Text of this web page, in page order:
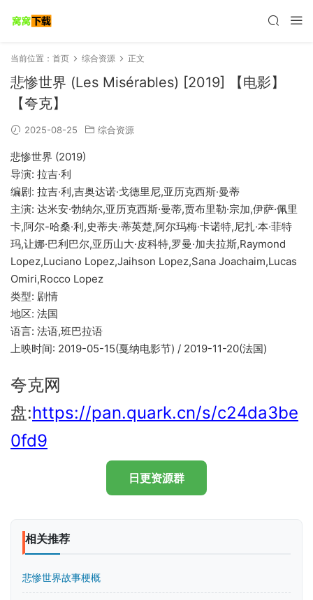
当前位置： 首页 综合资源 正文
悲惨世界 (Les Misérables) [2019] 【电影】
【夸克】
2025-08-25 综合资源
悲惨世界 (2019)
导演: 拉吉·利
编剧: 拉吉·利,吉奥达诺·戈德里尼,亚历克西斯·曼蒂
主演: 达米安·勃纳尔,亚历克西斯·曼蒂,贾布里勒·宗加,伊萨·佩里
卡,阿尔-哈桑·利,史蒂夫·蒂英楚,阿尔玛梅·卡诺特,尼扎·本·菲特
玛,让娜·巴利巴尔,亚历山大·皮科特,罗曼·加夫拉斯,Raymond
Lopez,Luciano Lopez,Jaihson Lopez,Sana Joachaim,Lucas
Omiri,Rocco Lopez
类型: 剧情
地区: 法国
语言: 法语,班巴拉语
上映时间: 2019-05-15(戛纳电影节) / 2019-11-20(法国)
夸克网
盘:https://pan.quark.cn/s/c24da3be
0fd9
日更资源群
相关推荐
悲惨世界故事梗概